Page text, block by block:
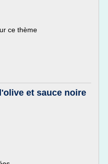
ce thème
et sauce noire